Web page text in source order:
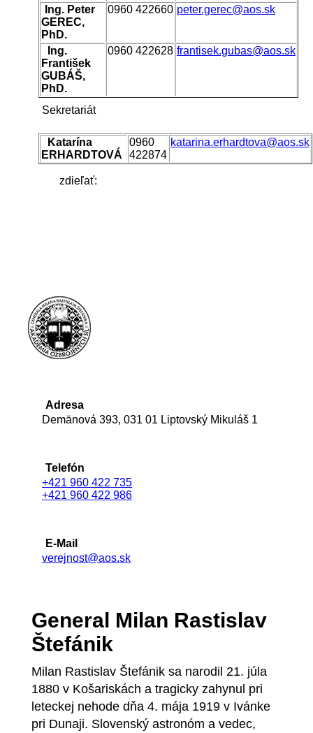
Ing. Peter
GEREC,
PhD.
0960 422660 peter.gerec@aos.sk
Ing.
František
GUBÁŠ,
PhD.
0960 422628 frantisek.gubas@aos.sk
Sekretariát
Katarína
ERHARDTOVÁ
0960
422874
katarina.erhardtova@aos.sk
zdieľať:
Adresa
Demänová 393, 031 01 Liptovský Mikuláš 1
Telefón
+421 960 422 735
+421 960 422 986
E-Mail
verejnost@aos.sk
General Milan Rastislav
Štefánik
Milan Rastislav Štefánik sa narodil 21. júla
1880 v Košariskách a tragicky zahynul pri
leteckej nehode dňa 4. mája 1919 v Ivánke
pri Dunaji. Slovenský astronóm a vedec,